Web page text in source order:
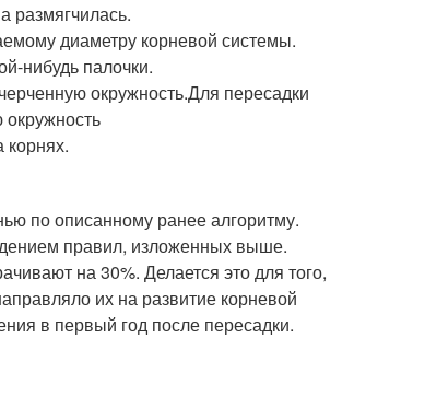
размягчилась.
диаметру корневой системы.
нибудь палочки.
окружность.Для пересадки
корнях.
по описанному ранее алгоритму.
правил, изложенных выше.
на 30%. Делается это для того,
их на развитие корневой
в первый год после пересадки.